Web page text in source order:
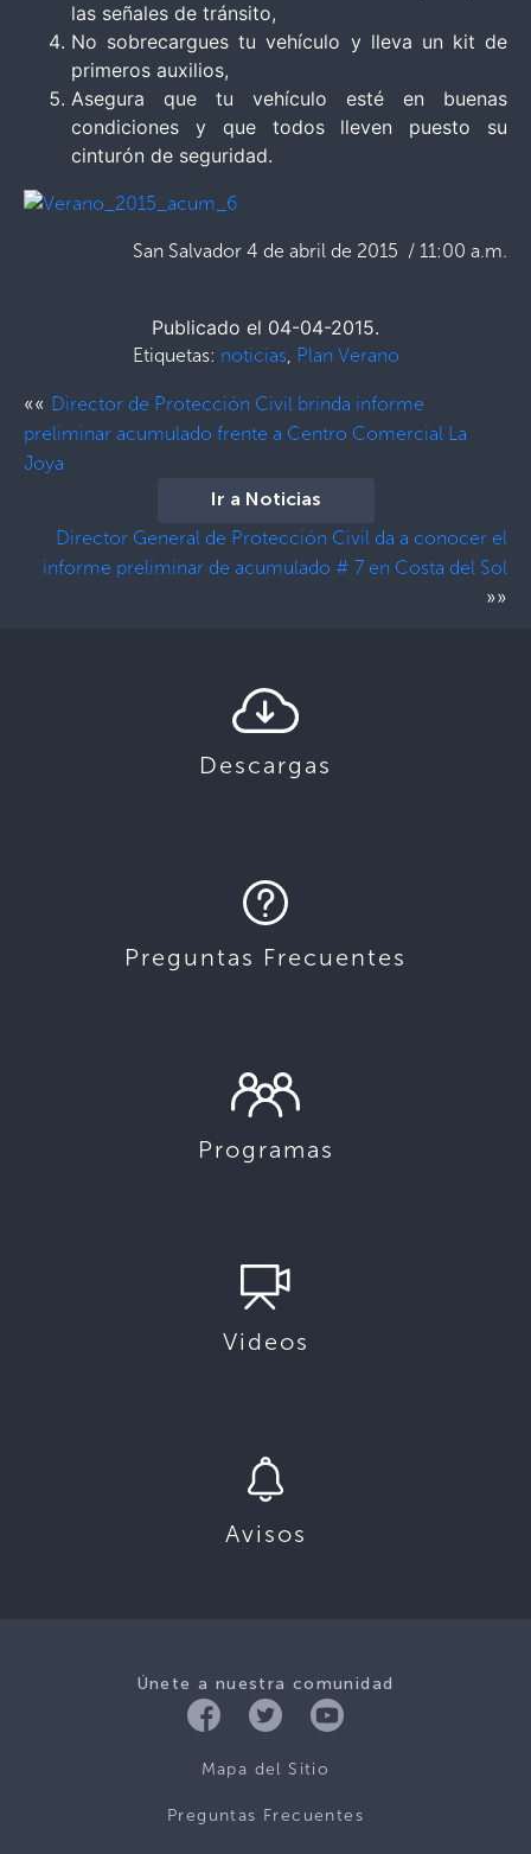
las señales de tránsito,
No sobrecargues tu vehículo y lleva un kit de
primeros auxilios,
Asegura que tu vehículo esté en buenas
condiciones y que todos lleven puesto su
cinturón de seguridad.
San Salvador 4 de abril de 2015 / 11:00 a.m.
Publicado el 04-04-2015.
Etiquetas: noticias, Plan Verano
«« Director de Protección Civil brinda informe
preliminar acumulado frente a Centro Comercial La
Joya
Ir a Noticias
Director General de Protección Civil da a conocer el
informe preliminar de acumulado # 7 en Costa del Sol
»»
Descargas
Preguntas Frecuentes
Programas
Videos
Avisos
Únete a nuestra comunidad
Mapa del Sitio
Preguntas Frecuentes